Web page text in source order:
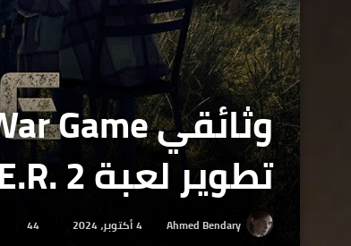
تطوير لعبة S.T.A.L.K.E.R. 2 .
Ahmed Bendary 4 أكتوبر، 2024 44